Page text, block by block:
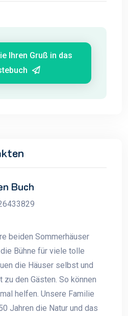
Ihren Gruß in das
Buch
beiden Sommerhäuser
Bühne für viele tolle
die Häuser selbst und
zu den Gästen. So können
helfen. Unsere Familie
Jahren die Natur und das